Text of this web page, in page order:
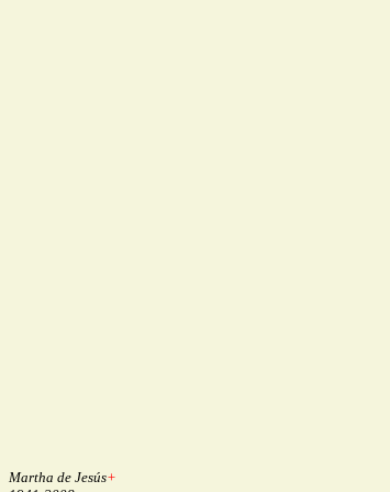
Martha de Jesús+